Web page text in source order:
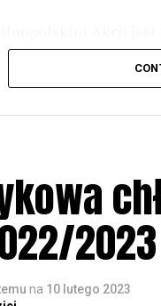
24 i 25 lutego
zapraszamy do
sów i wymianę
2023
na 10 lutego 2023